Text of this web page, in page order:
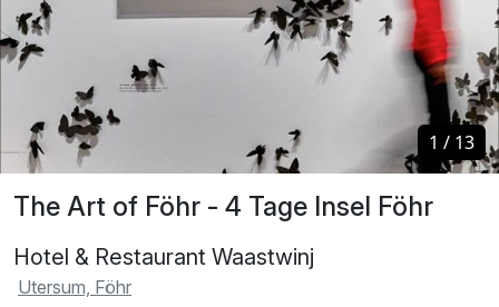
The Art of Föhr - 4 Tage Insel Föhr
Hotel & Restaurant Waastwinj
Utersum, Föhr
1 / 13
1 / 13